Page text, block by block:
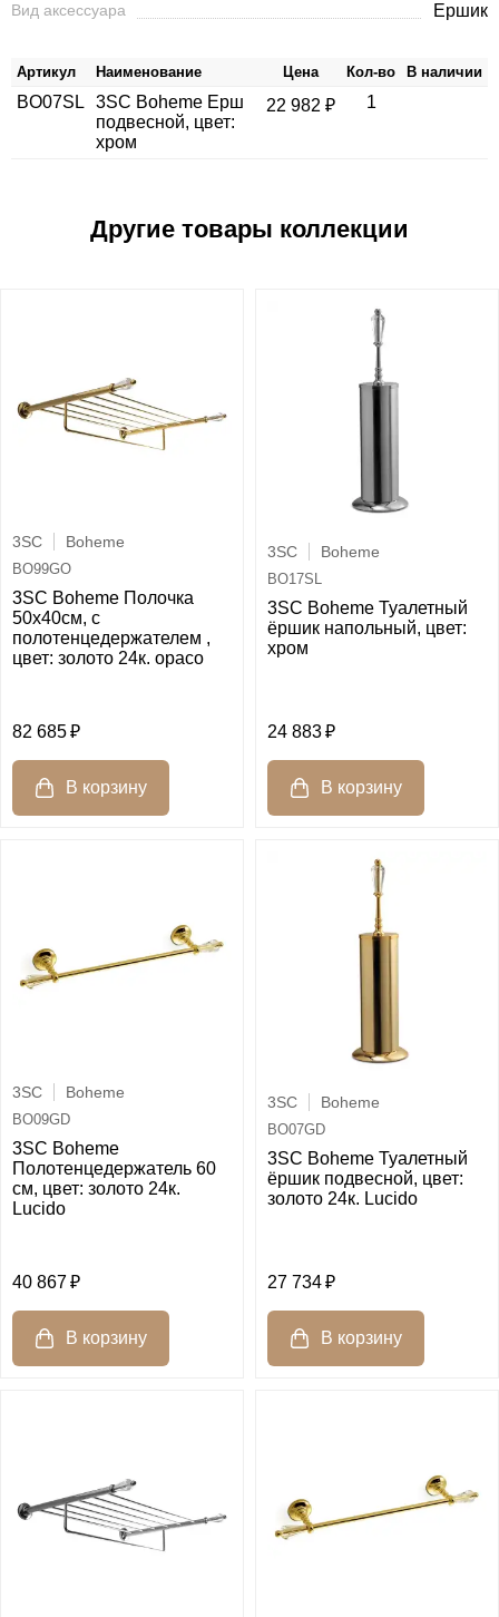
Вид аксессуара Ершик
Артикул Наименование Цена Кол-во В наличии
BO07SL 3SC Boheme Ерш
подвесной, цвет:
хром
22 982 ₽ 1
3SC Boheme
BO99GO
3SC Boheme Полочка
50х40см, с
полотенцедержателем ,
цвет: золото 24к. opaco
82 685
3SC Boheme
BO17SL
3SC Boheme Туалетный
ёршик напольный, цвет:
хром
24 883
3SC Boheme
BO09GD
3SC Boheme
Полотенцедержатель 60
см, цвет: золото 24к.
Lucido
40 867
3SC Boheme
BO07GD
3SC Boheme Туалетный
ёршик подвесной, цвет:
золото 24к. Lucido
27 734